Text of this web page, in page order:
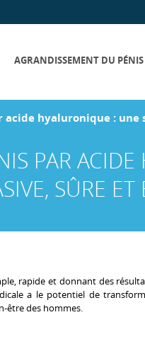
AGRANDISSEMENT DU PÉNIS
acide hyaluronique :
PAR
SÛRE ET
rapide et donnant des
a le potentiel de
être des hommes.